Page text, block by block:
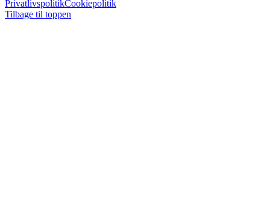
PrivatlivspolitikCookiepolitik
Tilbage til toppen